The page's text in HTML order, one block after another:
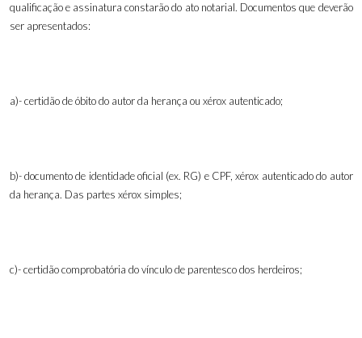
qualificação e assinatura constarão do ato notarial. Documentos que deverão
ser apresentados:
a)- certidão de óbito do autor da herança ou xérox autenticado;
b)- documento de identidade oficial (ex. RG) e CPF, xérox autenticado do autor
da herança. Das partes xérox simples;
c)- certidão comprobatória do vínculo de parentesco dos herdeiros;